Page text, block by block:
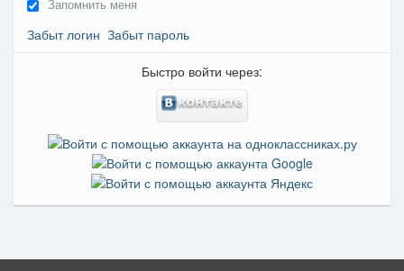
Запомнить меня
Забыт логин Забыт пароль
Быстро войти через: